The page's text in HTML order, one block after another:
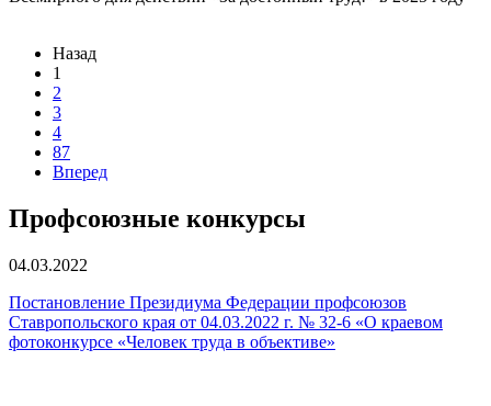
Назад
1
2
3
4
87
Вперед
Профсоюзные конкурсы
04.03.2022
Постановление Президиума Федерации профсоюзов
Ставропольского края от 04.03.2022 г. № 32-6 «О краевом
фотоконкурсе «Человек труда в объективе»